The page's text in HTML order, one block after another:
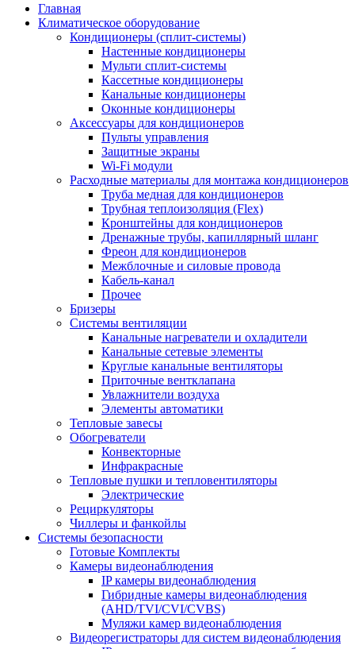
Главная
Климатическое оборудование
Кондиционеры (сплит-системы)
Настенные кондиционеры
Мульти сплит-системы
Кассетные кондиционеры
Канальные кондиционеры
Оконные кондиционеры
Аксессуары для кондиционеров
Пульты управления
Защитные экраны
Wi-Fi модули
Расходные материалы для монтажа кондиционеров
Труба медная для кондиционеров
Трубная теплоизоляция (Flex)
Кронштейны для кондиционеров
Дренажные трубы, капиллярный шланг
Фреон для кондиционеров
Межблочные и силовые провода
Кабель-канал
Прочее
Бризеры
Системы вентиляции
Канальные нагреватели и охладители
Канальные сетевые элементы
Круглые канальные вентиляторы
Приточные вентклапана
Увлажнители воздуха
Элементы автоматики
Тепловые завесы
Обогреватели
Конвекторные
Инфракрасные
Тепловые пушки и тепловентиляторы
Электрические
Рециркуляторы
Чиллеры и фанкойлы
Системы безопасности
Готовые Комплекты
Камеры видеонаблюдения
IP камеры видеонаблюдения
Гибридные камеры видеонаблюдения
(AHD/TVI/CVI/CVBS)
Муляжи камер видеонаблюдения
Видеорегистраторы для систем видеонаблюдения